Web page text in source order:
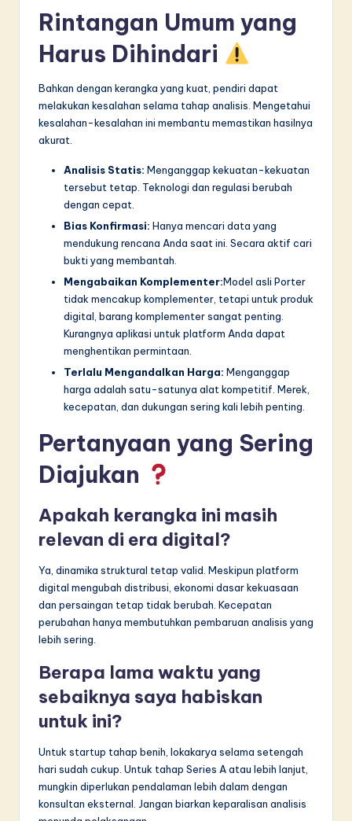
Rintangan Umum yang
Harus Dihindari
Bahkan dengan kerangka yang kuat, pendiri dapat
melakukan kesalahan selama tahap analisis. Mengetahui
kesalahan-kesalahan ini membantu memastikan hasilnya
akurat.
Analisis Statis: Menganggap kekuatan-kekuatan
tersebut tetap. Teknologi dan regulasi berubah
dengan cepat.
Bias Konfirmasi: Hanya mencari data yang
mendukung rencana Anda saat ini. Secara aktif cari
bukti yang membantah.
Mengabaikan Komplementer:Model asli Porter
tidak mencakup komplementer, tetapi untuk produk
digital, barang komplementer sangat penting.
Kurangnya aplikasi untuk platform Anda dapat
menghentikan permintaan.
Terlalu Mengandalkan Harga: Menganggap
harga adalah satu-satunya alat kompetitif. Merek,
kecepatan, dan dukungan sering kali lebih penting.
Pertanyaan yang Sering
Diajukan
Apakah kerangka ini masih
relevan di era digital?
Ya, dinamika struktural tetap valid. Meskipun platform
digital mengubah distribusi, ekonomi dasar kekuasaan
dan persaingan tetap tidak berubah. Kecepatan
perubahan hanya membutuhkan pembaruan analisis yang
lebih sering.
Berapa lama waktu yang
sebaiknya saya habiskan
untuk ini?
Untuk startup tahap benih, lokakarya selama setengah
hari sudah cukup. Untuk tahap Series A atau lebih lanjut,
mungkin diperlukan pendalaman lebih dalam dengan
konsultan eksternal. Jangan biarkan keparalisan analisis